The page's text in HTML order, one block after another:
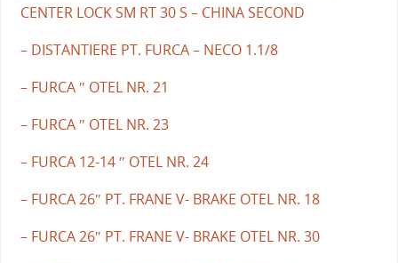
CENTER LOCK SM RT 30 S – CHINA SECOND
– DISTANTIERE PT. FURCA – NECO 1.1/8
– FURCA ″ OTEL NR. 21
– FURCA ″ OTEL NR. 23
– FURCA 12-14 ″ OTEL NR. 24
– FURCA 26″ PT. FRANE V- BRAKE OTEL NR. 18
– FURCA 26″ PT. FRANE V- BRAKE OTEL NR. 30